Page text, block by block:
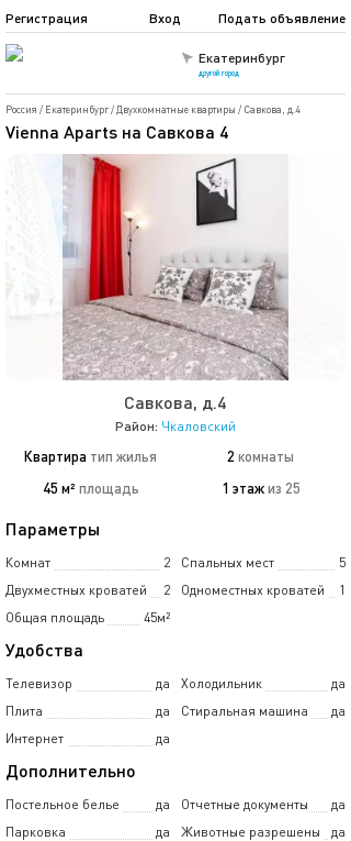
Екатеринбург
другой город
Подать объявление
Регистрация Вход
Россия / Екатеринбург/ Двухкомнатные квартиры / Савкова, д.4
Vienna Aparts на Савкова 4
Савкова, д.4
Район: Чкаловский
Квартира тип жилья 2 комнаты
45 м² площадь 1 этаж из 25
Параметры
Комнат 2 Спальных мест
5
Двухместных кроватей
2 Одноместных кроватей
1
Общая площадь
45м²
Удобства
Телевизор да Холодильник
да
Плита
да Стиральная машина
да
Интернет
да
Дополнительно
Постельное белье да Отчетные документы
да
Парковка
да Животные разрешены
да